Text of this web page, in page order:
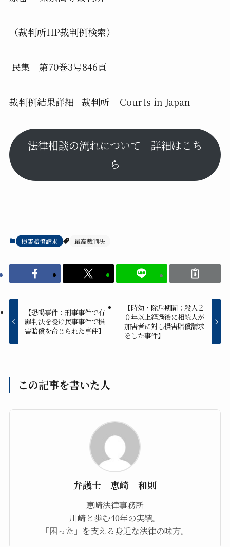
（裁判所HP裁判例検索）
民集 第70巻3号846頁
裁判例結果詳細 | 裁判所 – Courts in Japan
法律相談の流れについて 詳細はこち
ら
損害賠償請求 最高裁判決
【恐喝事件：刑事事件で有
罪判決を受け民事事件で損
害賠償を命じられた事件】
【時効・除斥期間：殺人２
０年以上経過後に相続人が
加害者に対し損害賠償請求
をした事件】
この記事を書いた人
弁護士 恵崎 和則
恵崎法律事務所
川崎と歩む40年の実績。
「困った」を支える身近な法律の味方。